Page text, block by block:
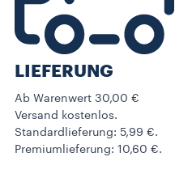
LIEFERUNG
Ab Warenwert 30,00 €
Versand kostenlos.
Standardlieferung: 5,99 €.
Premiumlieferung: 10,60 €.